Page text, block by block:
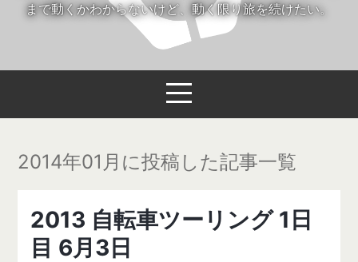
まで動くかわからないけど、動く限り旅を続けたい。
2014年01月に投稿した記事一覧
2013 自転車ツーリング 1日
目 6月3日